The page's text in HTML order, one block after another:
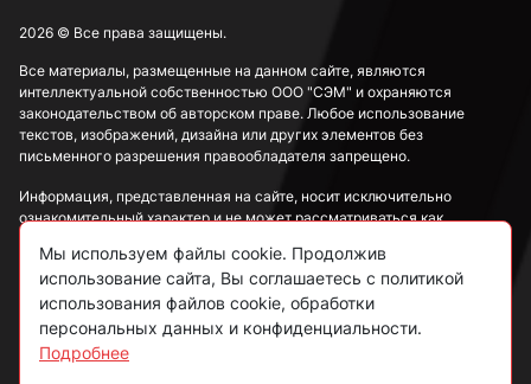
Все материалы, размещенные на данном сайте, являются
интеллектуальной собственностью ООО "СЭМ" и охраняются
законодательством об авторском праве. Любое использование
текстов, изображений, дизайна или других элементов без
письменного разрешения правообладателя запрещено.
Информация, представленная на сайте, носит исключительно
ознакомительный характер и не может рассматриваться как
Политика конфиденциальности
Согласие на обработку данных
2026 © Все права защищены.
Мы используем файлы cookie. Продолжив
использование сайта, Вы соглашаетесь с политикой
использования файлов cookie, обработки
персональных данных и конфиденциальности.
Подробнее